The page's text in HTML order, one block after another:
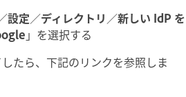
設定／ディレクトリ ／新しい IdP を
」を選択する
たら、下記のリンクを参照しま